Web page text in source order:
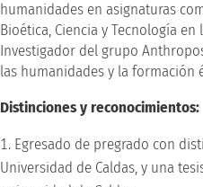
humanidades en asignaturas
Bioética, Ciencia y Tecnología
Investigador del grupo
las humanidades y la formación
Distinciones y reconocimientos:
Egresado de pregrado con
Universidad de Caldas, y una